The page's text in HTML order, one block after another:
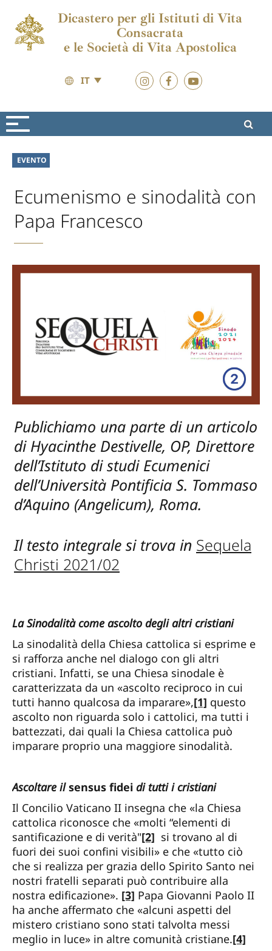
Dicastero per gli Istituti di Vita
Consacrata
e le Società di Vita Apostolica
IT
Attualità
EVENTO
Ecumenismo e sinodalità con
Papa Francesco
Publichiamo una parte di un articolo
di Hyacinthe Destivelle, OP, Direttore
dell’Istituto di studi Ecumenici
dell’Università Pontificia S. Tommaso
d’Aquino (Angelicum), Roma.
Il testo integrale si trova in Sequela
Christi 2021/02
La Sinodalità come ascolto degli altri cristiani
La sinodalità della Chiesa cattolica si esprime e
si rafforza anche nel dialogo con gli altri
cristiani. Infatti, se una Chiesa sinodale è
caratterizzata da un «ascolto reciproco in cui
tutti hanno qualcosa da imparare»,[1] questo
ascolto non riguarda solo i cattolici, ma tutti i
battezzati, dai quali la Chiesa cattolica può
imparare proprio una maggiore sinodalità.
Ascoltare ilsensus fidei di tutti i cristiani
Il Concilio Vaticano II insegna che «la Chiesa
cattolica riconosce che «molti “elementi di
santificazione e di verità"[2] si trovano al di
fuori dei suoi confini visibili» e che «tutto ciò
che si realizza per grazia dello Spirito Santo nei
nostri fratelli separati può contribuire alla
nostra edificazione». [3] Papa Giovanni Paolo II
ha anche affermato che «alcuni aspetti del
mistero cristiano sono stati talvolta messi
meglio in luce» in altre comunità cristiane.[4]